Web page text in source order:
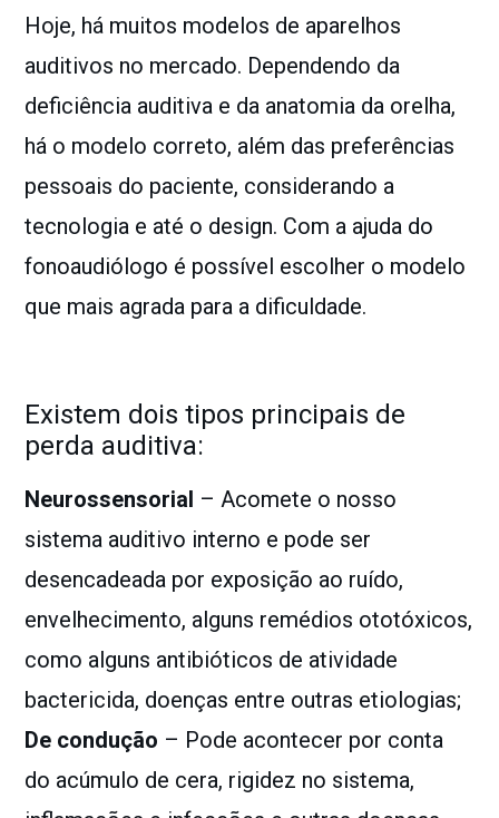
Hoje, há muitos modelos de aparelhos
auditivos no mercado. Dependendo da
deficiência auditiva e da anatomia da orelha,
há o modelo correto, além das preferências
pessoais do paciente, considerando a
tecnologia e até o design. Com a ajuda do
fonoaudiólogo é possível escolher o modelo
que mais agrada para a dificuldade.
Existem dois tipos principais de
perda auditiva:
Neurossensorial – Acomete o nosso
sistema auditivo interno e pode ser
desencadeada por exposição ao ruído,
envelhecimento, alguns remédios ototóxicos,
como alguns antibióticos de atividade
bactericida, doenças entre outras etiologias;
De condução – Pode acontecer por conta
do acúmulo de cera, rigidez no sistema,